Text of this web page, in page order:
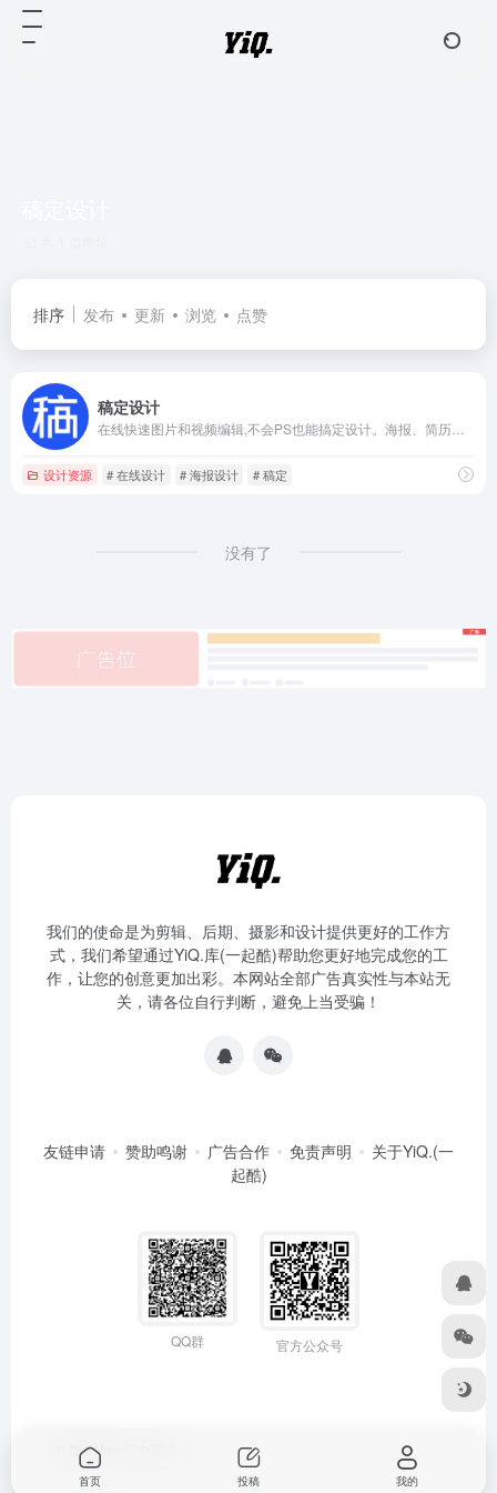
排序 发布 更新 浏览 点赞
稿定设计
设计资源 # 在线设计 # 海报设计 # 稿定
没有了
我们的使命是为剪辑、后期、摄影和设计提供更好的工作方
式，我们希望通过YiQ.库(一起酷)帮助您更好地完成您的工
作，让您的创意更加出彩。本网站全部广告真实性与本站无
关，请各位自行判断，避免上当受骗！
友链申请 赞助鸣谢 广告合作 免责声明
关于YiQ.(一
起酷)
QQ群 官方公众号
OneNav
首页 投稿 我的